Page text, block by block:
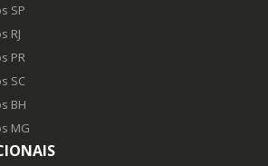
SP
RJ
PR
SC
BH
MG